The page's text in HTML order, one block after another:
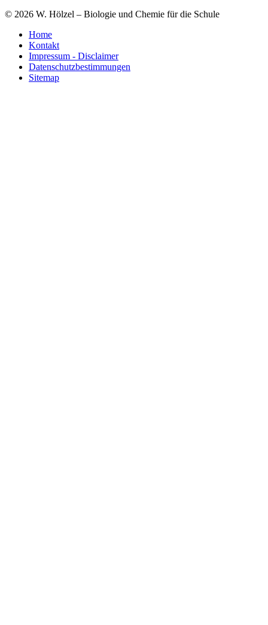
© 2026 W. Hölzel – Biologie und Chemie für die Schule
Home
Kontakt
Impressum - Disclaimer
Datenschutzbestimmungen
Sitemap